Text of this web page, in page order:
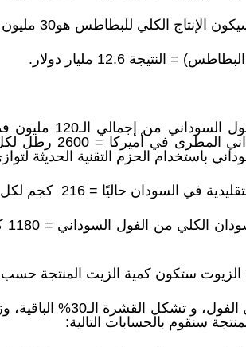
باستخدام الحزم التقنية الحديثة
حاليًا = 216 كجم لكل فدان.
ستكون كمية الزيت المنتجة حسب
المعطيات: تشكل البذرة 70